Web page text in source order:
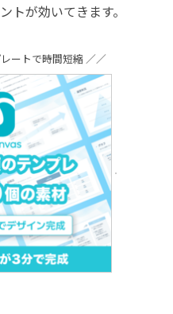
トが効いてきます。
ートで時間短縮 ／／